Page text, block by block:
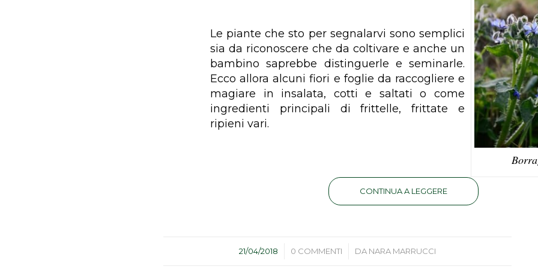
Le piante che sto per segnalarvi sono semplici
sia da riconoscere che da coltivare e anche un
bambino saprebbe distinguerle e seminarle.
Ecco allora alcuni fiori e foglie da raccogliere e
magiare in insalata, cotti e saltati o come
ingredienti principali di frittelle, frittate e
ripieni vari.
CONTINUA A LEGGERE
21/04/2018
/ 0 COMMENTI
/ DA NARA MARRUCCI